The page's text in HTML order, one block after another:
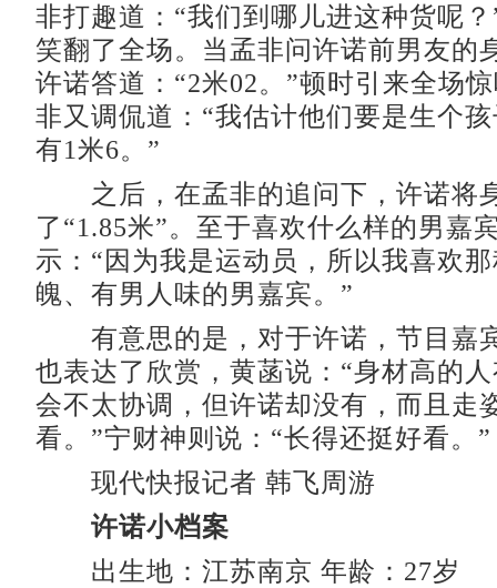
非打趣道：“我们到哪儿进这种货呢
笑翻了全场。当孟非问许诺前男友的
许诺答道：“2米02。”顿时引来全场
非又调侃道：“我估计他们要是生个
有1米6。”
之后，在孟非的追问下，许诺将
了“1.85米”。至于喜欢什么样的男嘉
示：“因为我是运动员，所以我喜欢
魄、有男人味的男嘉宾。”
有意思的是，对于许诺，节目嘉
也表达了欣赏，黄菡说：“身材高的
会不太协调，但许诺却没有，而且走
看。”宁财神则说：“长得还挺好看。”
现代快报记者 韩飞周游
许诺小档案
出生地：江苏南京 年龄：27岁